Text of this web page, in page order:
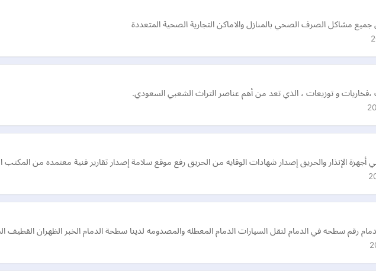
مشاكل الصرف الصحي بالمنازل واﻻماكن التجارية الصحية المتعددة
و توزيعات ، الذي تعد من أهم عناصر التراث الشعبي السعودي.
الإنذار والحريق إصدار شهادات الوقايه من الحريق رفع موقع سلامة إصدار تقارير فنية معتمده من
رقم سطحه في الدمام لنقل السيارات الدمام المعطله والمصدومه لدينا سطحة الدمام الخبر الظهران القطيف